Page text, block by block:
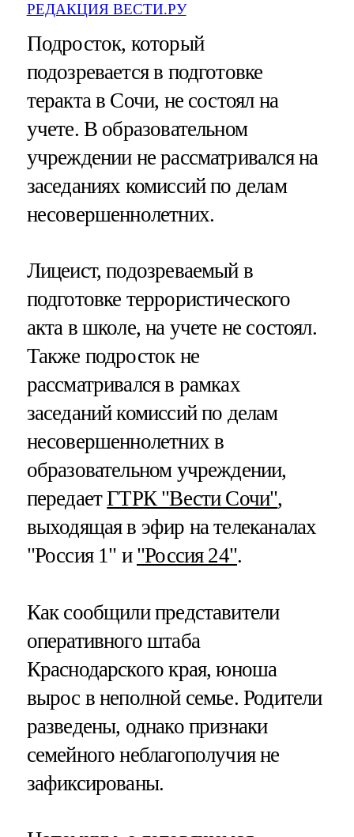
РЕДАКЦИЯ ВЕСТИ.РУ
Подросток, который
подозревается в подготовке
теракта в Сочи, не состоял на
учете. В образовательном
учреждении не рассматривался на
заседаниях комиссий по делам
несовершеннолетних.
Лицеист, подозреваемый в
подготовке террористического
акта в школе, на учете не состоял.
Также подросток не
рассматривался в рамках
заседаний комиссий по делам
несовершеннолетних в
образовательном учреждении,
передаетГТРК "Вести Сочи",
выходящая в эфир на телеканалах
"Россия 1" и "Россия 24".
Как сообщили представители
оперативного штаба
Краснодарского края, юноша
вырос в неполной семье. Родители
разведены, однако признаки
семейного неблагополучия не
зафиксированы.